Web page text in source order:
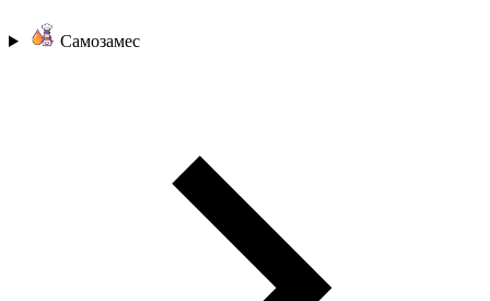
Самозамес